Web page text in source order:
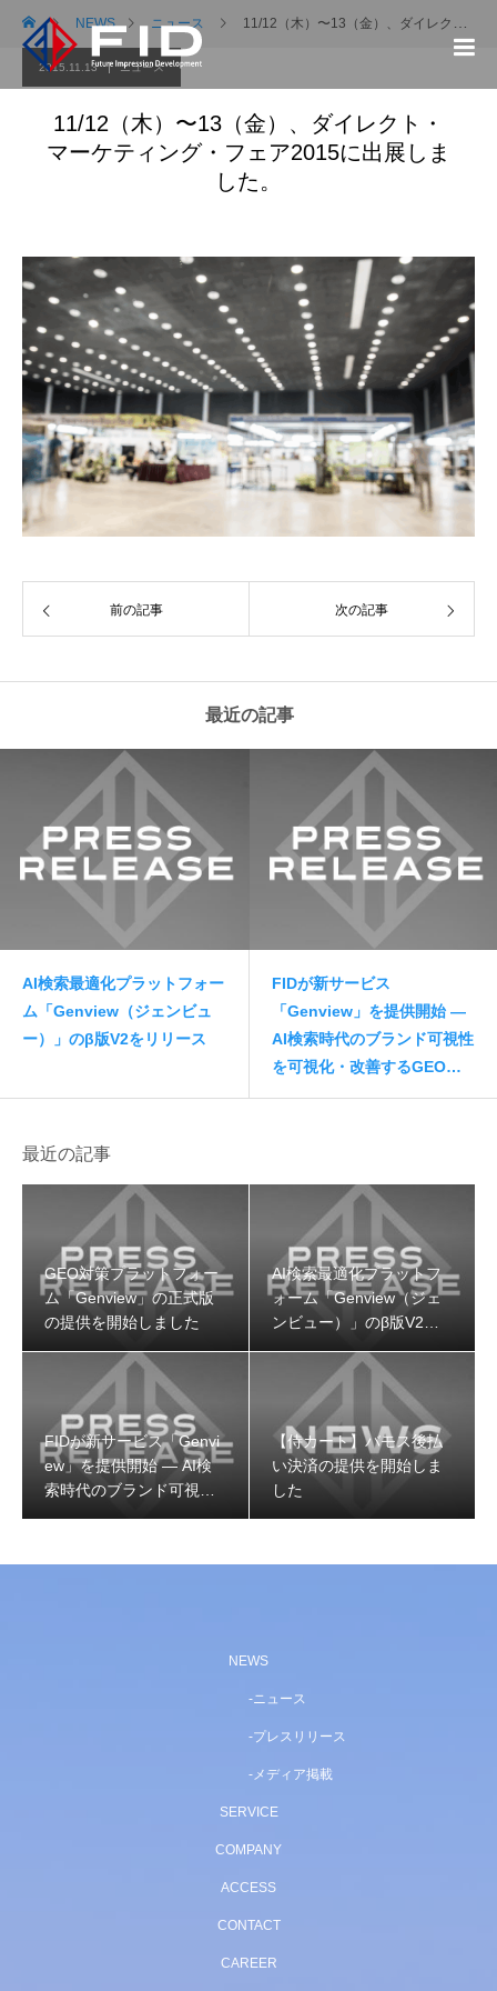
NEWS ニュース 11/12（木）〜13（金）、ダイレクト・マーケティング・フェア2015に出展しました。
2015.11.13 ニュース
11/12（木）〜13（金）、ダイレクト・
マーケティング・フェア2015に出展しま
した。
前の記事 次の記事
最近の記事
AI検索最適化プラットフォー
ム「Genview（ジェンビュ
ー）」のβ版V2をリリース
FIDが新サービス
「Genview」を提供開始 —
AI検索時代のブランド可視性
を可視化・改善するGEO専
用プラットフォーム
最近の記事
GEO対策プラットフォー
ム「Genview」の正式版
の提供を開始しました
AI検索最適化プラットフ
ォーム「Genview（ジェ
ンビュー）」のβ版V2を
リリース
FIDが新サービス「Genvi
ew」を提供開始 — AI検
索時代のブランド可視性
を可視化・改善するGEO
【侍カート】バモス後払
い決済の提供を開始しま
した
NEWS
ニュース
プレスリリース
メディア掲載
SERVICE
COMPANY
ACCESS
CONTACT
CAREER